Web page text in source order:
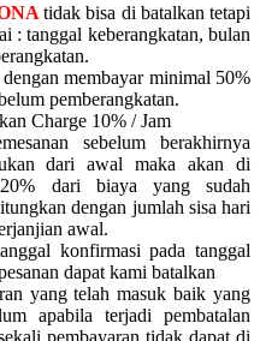
tidak bisa di batalkan tetapi
:tanggal keberangkatan, bulan
membayar minimal 50%
pemberangkatan.
Charge 10% / Jam
sebelum berakhirnya
dari awal maka akan di
dari biaya yang sudah
dengan jumlah sisa hari
awal.
konfirmasi pada tanggal
dapat kami batalkan
yang telah masuk baik yang
apabila terjadi pembatalan
pembayaran tidak dapat di